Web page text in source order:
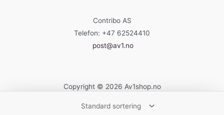
Contribo AS
Telefon: +47 62524410
post@av1.no
Copyright © 2026 Av1shop.no